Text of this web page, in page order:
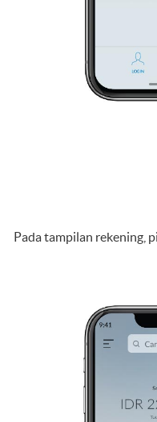
Pada tampilan rekening,